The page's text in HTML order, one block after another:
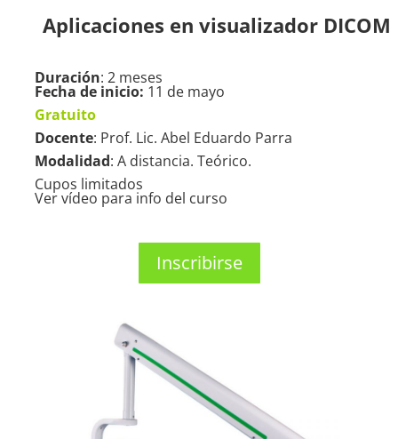
Aplicaciones en visualizador DICOM
Duración: 2 meses
Fecha de inicio: 11 de mayo
Gratuito
Docente: Prof. Lic. Abel Eduardo Parra
Modalidad: A distancia. Teórico.
Cupos limitados
Ver vídeo para info del curso
Inscribirse